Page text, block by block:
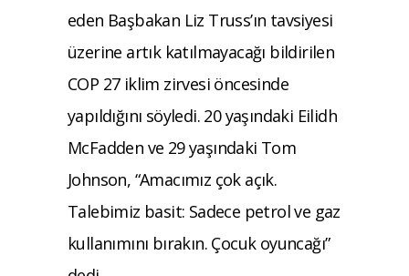
eden Başbakan Liz Truss’ın tavsiyesi
üzerine artık katılmayacağı bildirilen
COP 27 iklim zirvesi öncesinde
yapıldığını söyledi. 20 yaşındaki Eilidh
McFadden ve 29 yaşındaki Tom
Johnson, “Amacımız çok açık.
Talebimiz basit: Sadece petrol ve gaz
kullanımını bırakın. Çocuk oyuncağı”